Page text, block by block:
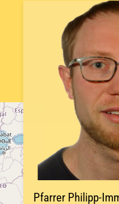
Pfarrer Philipp-